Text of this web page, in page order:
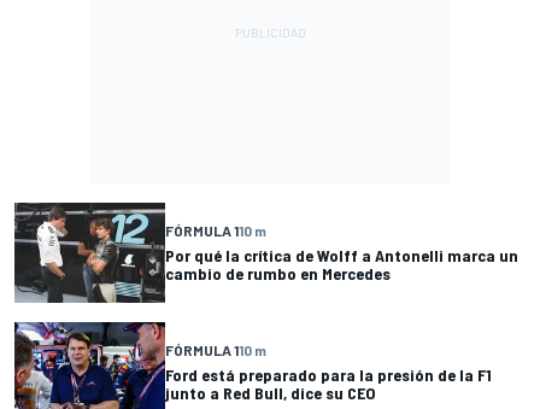
FÓRMULA 110 m
Por qué la crítica de Wolff a Antonelli marca un
cambio de rumbo en Mercedes
FÓRMULA 110 m
Ford está preparado para la presión de la F1
junto a Red Bull, dice su CEO